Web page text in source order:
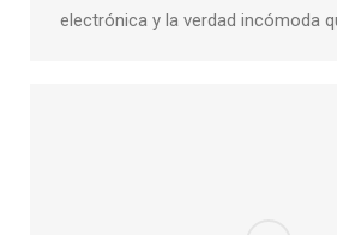
electrónica y la verdad incómoda